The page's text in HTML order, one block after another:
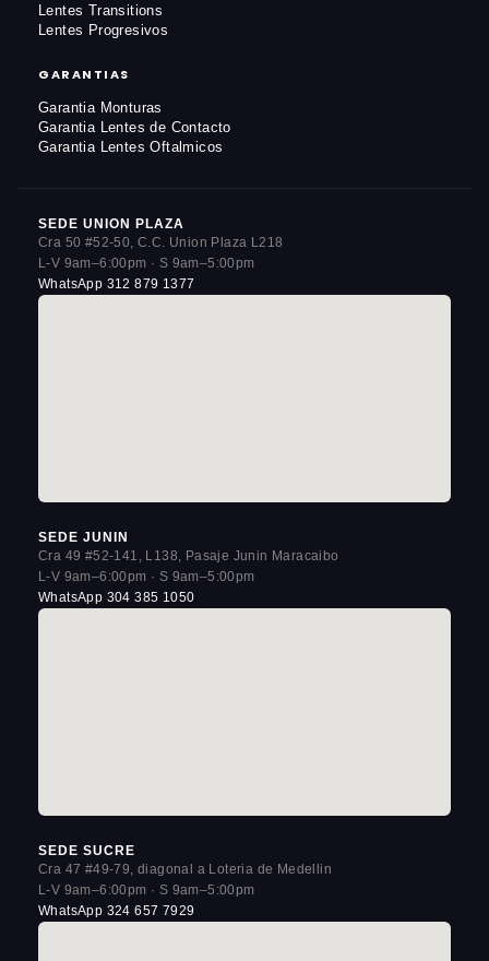
Lentes Transitions
Lentes Progresivos
GARANTIAS
Garantia Monturas
Garantia Lentes de Contacto
Garantia Lentes Oftalmicos
SEDE UNION PLAZA
Cra 50 #52-50, C.C. Union Plaza L218
L-V 9am–6:00pm · S 9am–5:00pm
WhatsApp 312 879 1377
SEDE JUNIN
Cra 49 #52-141, L138, Pasaje Junin Maracaibo
L-V 9am–6:00pm · S 9am–5:00pm
WhatsApp 304 385 1050
SEDE SUCRE
Cra 47 #49-79, diagonal a Loteria de Medellin
L-V 9am–6:00pm · S 9am–5:00pm
WhatsApp 324 657 7929